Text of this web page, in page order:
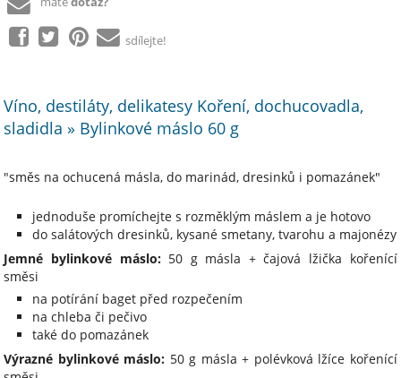
sdílejte!
Víno, destiláty, delikatesy Koření, dochucovadla,
sladidla » Bylinkové máslo 60 g
"směs na ochucená másla, do marinád, dresinků i pomazánek"
jednoduše promíchejte s rozměklým máslem a je hotovo
do salátových dresinků, kysané smetany, tvarohu a majonézy
Jemné bylinkové máslo:50 g másla + čajová lžička kořenící
směsi
na potírání baget před rozpečením
na chleba či pečivo
také do pomazánek
Výrazné bylinkové máslo: 50 g másla + polévková lžíce kořenící